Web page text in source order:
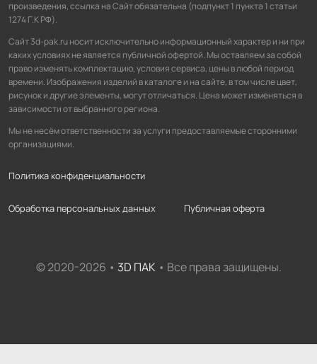
произведения, ссылка на Сайт обязательна (подпункт 1 пункта 1 статьи
1274 Г.К РФ).
Сайт 3d-pak.ru носит исключительно информационный характер и ни при
каких условиях не является публичной офертой. Мы оставляем за собой
право изменять комплектацию, условия сервиса, цены в любой период
времени. Изображения изделий в каталоге и на сайте, в том числе цвет,
рисунок и другие элементы, могут отличаться. Цена может изменяться в
зависимости от выбранного региона.
Мы не несём ответственности за услуги предоставляемые сторонними
организациями.
Политика конфиденциальности
Обработка персональных данных Публичная оферта
© 2020-2026 • 3D ПАК• Все права защищены.